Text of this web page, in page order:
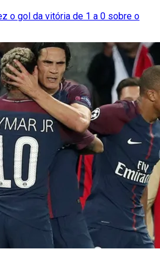
o gol da vitória de 1 a 0 sobre o